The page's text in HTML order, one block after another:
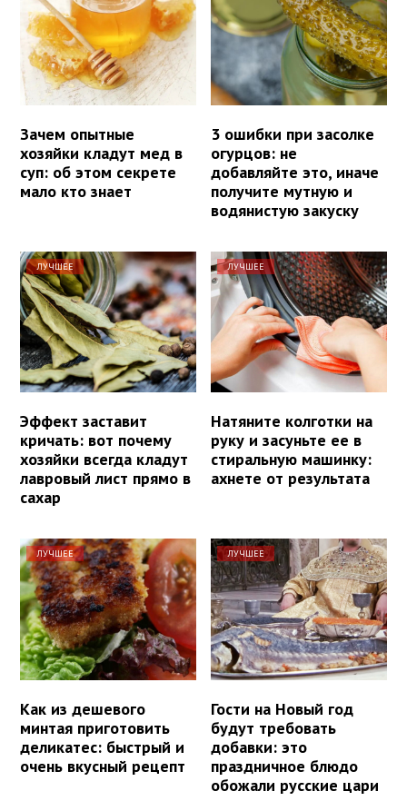
Зачем опытные
хозяйки кладут мед в
суп: об этом секрете
мало кто знает
3 ошибки при засолке
огурцов: не
добавляйте это, иначе
получите мутную и
водянистую закуску
ЛУЧШЕЕ
Эффект заставит
кричать: вот почему
хозяйки всегда кладут
лавровый лист прямо в
сахар
ЛУЧШЕЕ
Натяните колготки на
руку и засуньте ее в
стиральную машинку:
ахнете от результата
ЛУЧШЕЕ
Как из дешевого
минтая приготовить
деликатес: быстрый и
очень вкусный рецепт
ЛУЧШЕЕ
Гости на Новый год
будут требовать
добавки: это
праздничное блюдо
обожали русские цари